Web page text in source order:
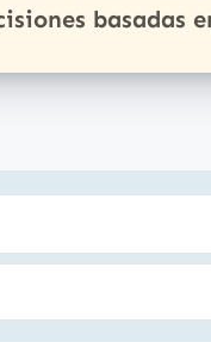
basadas